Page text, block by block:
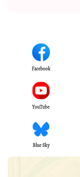
Facebook
YouTube
Blue Sky